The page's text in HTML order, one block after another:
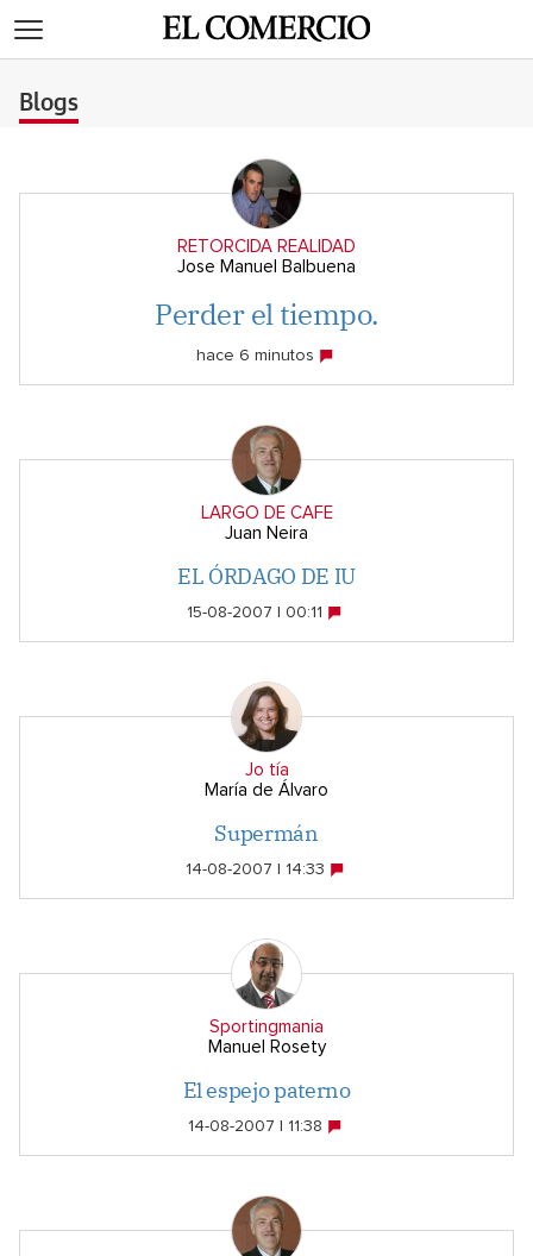
Blogs
RETORCIDA REALIDAD
Jose Manuel Balbuena
Perder el tiempo.
hace 6 minutos
LARGO DE CAFE
Juan Neira
EL ÓRDAGO DE IU
15-08-2007 | 00:11
Jo tía
María de Álvaro
Supermán
14-08-2007 | 14:33
Sportingmania
Manuel Rosety
El espejo paterno
14-08-2007 | 11:38